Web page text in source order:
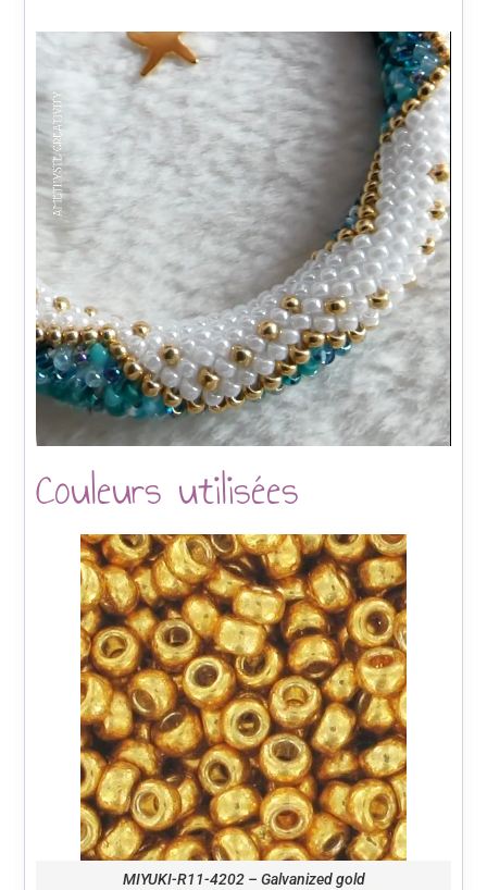
Couleurs utilisées
MIYUKI-R11-4202 – Galvanized gold